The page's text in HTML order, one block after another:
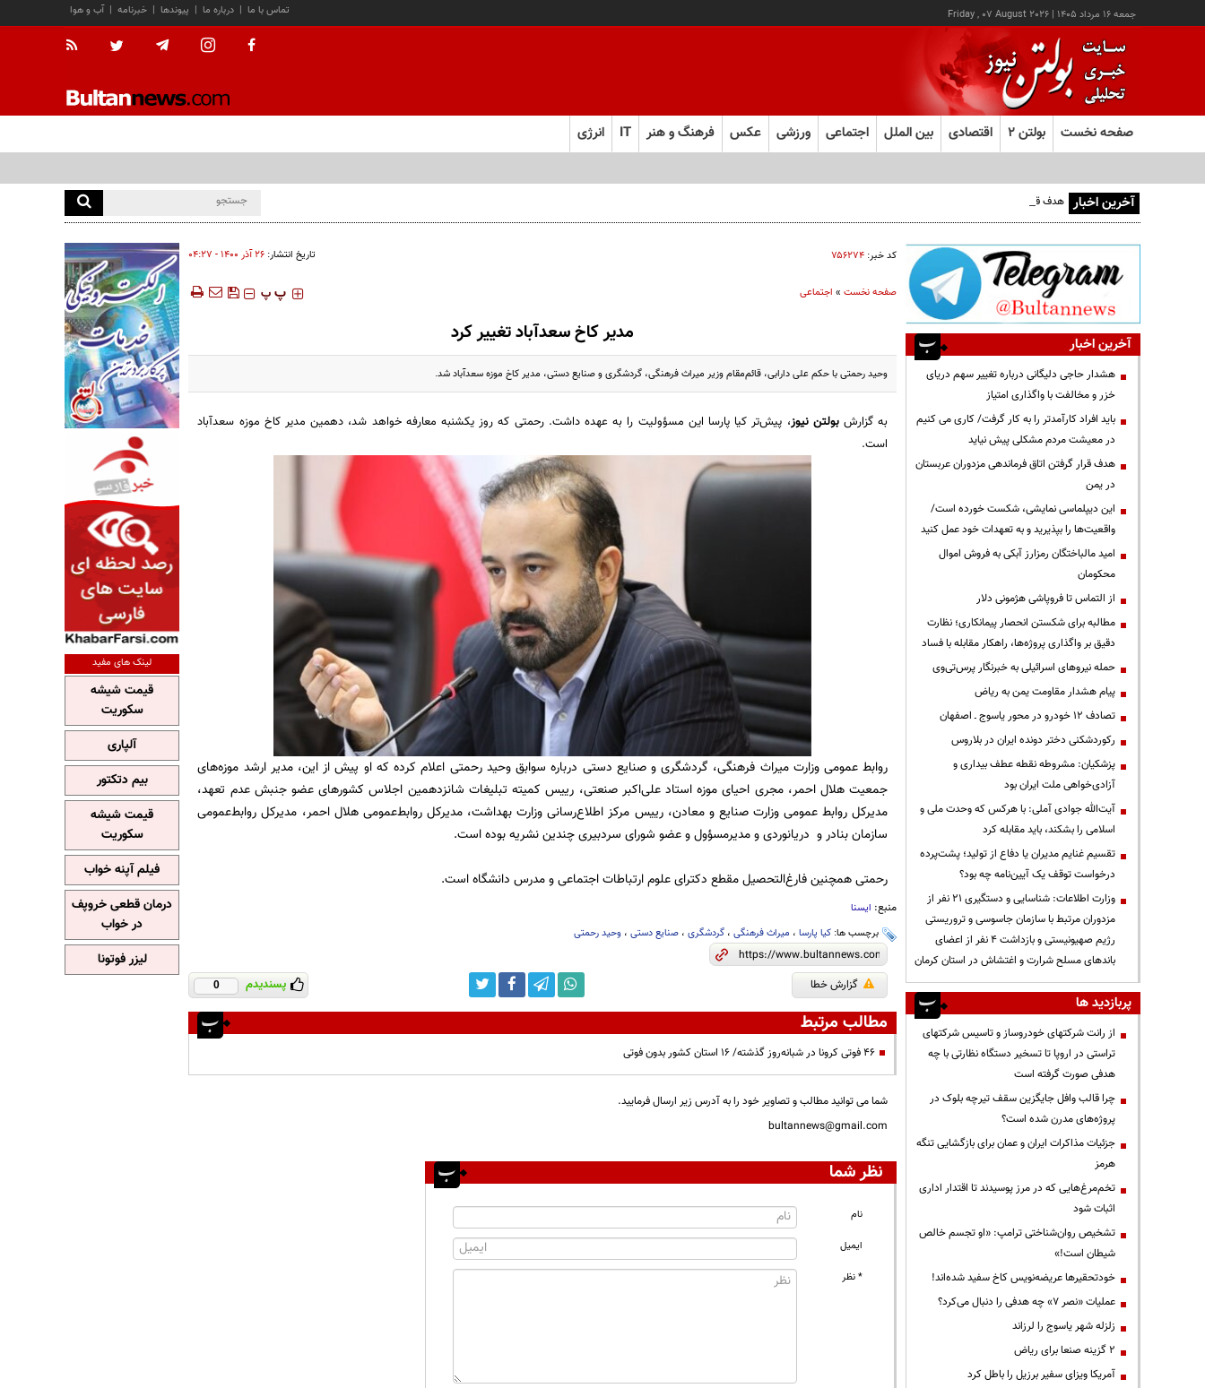
جمعه ۱۶ مرداد ۱۴۰۵ |
Friday , 07 August 2026 آب و هوا | خبرنامه | پیوندها | درباره ما | تماس با ما
صفحه نخست بولتن ۲ اقتصادی بین الملل اجتماعی ورزشی عکس فرهنگ و هنر IT انرژی
آخرین اخبار هدف قرار گرفتن اتاق‌ فرماندهی مزدوران عربستان در یمن
کد خبر: ۷۵۶۲۷۴ تاریخ انتشار: ۲۶ آذر ۱۴۰۰ - ۰۴:۲۷
صفحه نخست» اجتماعی ‍‍‍ پ پ
مدیر کاخ سعدآباد تغییر کرد
وحید رحمتی با حکم علی دارابی، قائم‌مقام وزیر میراث فرهنگی، گردشگری و صنایع دستی، مدیر کاخ موزه سعدآباد شد.
به گزارشبولتن نیوز، پیش‌تر کیا پارسا این مسؤولیت را به عهده داشت. رحمتی که روز یکشنبه معارفه خواهد شد، دهمین مدیر کاخ موزه سعدآباد
است.
روابط عمومی وزارت میراث فرهنگی، گردشگری و صنایع دستی درباره سوابق وحید رحمتی اعلام کرده که او پیش از این، مدیر ارشد موزه‌های
جمعیت هلال احمر، مجری احیای موزه استاد علی‌اکبر صنعتی، رییس کمیته تبلیغات شانزدهمین اجلاس کشورهای عضو جنبش عدم تعهد،
مدیرکل روابط عمومی وزارت صنایع و معادن، رییس مرکز اطلاع‌رسانی وزارت بهداشت، مدیرکل روابط‌عمومی هلال احمر، مدیرکل روابط‌عمومی
سازمان بنادر و دریانوردی و مدیرمسؤول و عضو شورای سردبیری چندین نشریه بوده است.
رحمتی همچنین فارغ‌التحصیل مقطع دکترای علوم ارتباطات اجتماعی و مدرس دانشگاه است.
منبع: ایسنا
برچسب ها: کیا پارسا، میراث فرهنگی، گردشگری، صنایع دستی، وحید رحمتی
گزارش خطا پسندیدم 0
مطالب مرتبط
۴۶ فوتی کرونا در شبانه‌روز گذشته/ ۱۶ استان کشور بدون فوتی
شما می توانید مطالب و تصاویر خود را به آدرس زیر ارسال فرمایید.
bultannews@gmail.com
نظر شما
نام
ایمیل
* نظر
آخرین اخبار
هشدار حاجی دلیگانی درباره تغییر سهم دریای
خزر و مخالفت با واگذاری امتیاز
باید افراد کارآمدتر را به کار گرفت/ کاری می کنیم
در معیشت مردم مشکلی پیش نیاید
هدف قرار گرفتن اتاق‌ فرماندهی مزدوران عربستان
در یمن
این دیپلماسی نمایشی، شکست خورده است/
واقعیت‌ها را بپذیرید و به تعهدات خود عمل کنید
امید مالباختگان رمزارز آبکی به فروش اموال
محکومان
از التماس تا فروپاشی هژمونی دلار
مطالبه برای شکستن انحصار پیمانکاری؛ نظارت
دقیق بر واگذاری پروژه‌ها، راهکار مقابله با فساد
حمله نیروهای اسرائیلی به خبرنگار پرس‌تی‌وی
پیام هشدار مقاومت یمن به ریاض
تصادف ۱۲ خودرو در محور یاسوج ـ اصفهان
رکوردشکنی دختر دونده ایران در بلاروس
پزشکیان: مشروطه نقطه عطف بیداری و
آزادی‌خواهی ملت ایران بود
آیت‌الله جوادی آملی: با هرکس که وحدت ملی و
اسلامی را بشکند، باید مقابله کرد
تقسیم غنایم مدیران یا دفاع از تولید؛ پشت‌پرده
درخواست توقف یک آیین‌نامه چه بود؟
وزارت اطلاعات: شناسایی و دستگیری ۲۱ نفر از
مزدوران مرتبط با سازمان جاسوسی و تروریستی
رژیم صهیونیستی و بازداشت ۴ نفر از اعضای
باندهای مسلح شرارت و اغتشاش در استان کرمان
پربازدید ها
از رانت‌ شرکتهای خودروساز و تاسیس شرکتهای
تراستی در اروپا تا تسخیر دستگاه نظارتی با چه
هدفی صورت گرفته است
چرا قالب وافل جایگزین سقف تیرچه بلوک در
پروژه‌های مدرن شده است؟
جزئیات مذاکرات ایران و عمان برای بازگشایی تنگه
هرمز
تخم‌مرغ‌هایی که در مرز پوسیدند تا اقتدار اداری
اثبات شود
تشخیص روان‌شناختی ترامپ: «او تجسم خالص
شیطان است!»
خودتحقیرها عریضه‌نویس کاخ سفید شده‌اند!
عملیات «نصر ۷» چه هدفی را دنبال می‌کرد؟
زلزله شهر یاسوج را لرزاند
۲ گزینه صنعا برای ریاض
آمریکا ویزای سفیر برزیل را باطل کرد
لینک های مفید
قیمت شیشه
سکوریت
آلپاری
بیم دتکتور
قیمت شیشه
سکوریت
فیلم آپنه خواب
درمان قطعی خروپف
در خواب
لیزر فوتونا